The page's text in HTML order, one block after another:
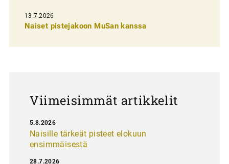
e
13.7.2026
Naiset pistejakoon MuSan kanssa
Viimeisimmät artikkelit
Naisille tärkeät pisteet elokuun
ensimmäisestä
5.8.2026
28.7.2026